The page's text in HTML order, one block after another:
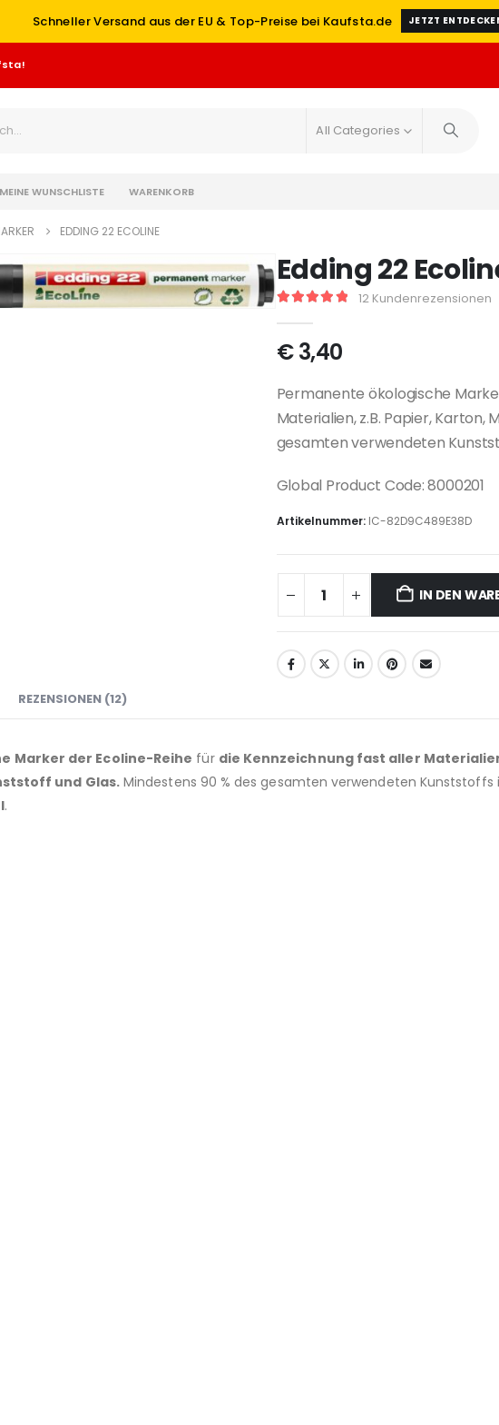
Schneller Versand aus der EU & Top-Preise bei Kaufsta.de JETZT
All Categories
MEINE WUNSCHLISTE WARENKORB
EDDING 22 ECOLINE
Edding 22
12Kundenrezensionen
€3,40
Permanente ökologische
Materialien, z.B. Papier, Karton,
gesamten verwendeten
Global Product Code: 8000201
Artikelnummer: IC-82D9C489E38D
IN DEN
REZENSIONEN (12)
Marker der Ecoline-Reihe für die Kennzeichnung fast aller
und Glas.Mindestens 90 % des gesamten verwendeten Kunststoffs
.